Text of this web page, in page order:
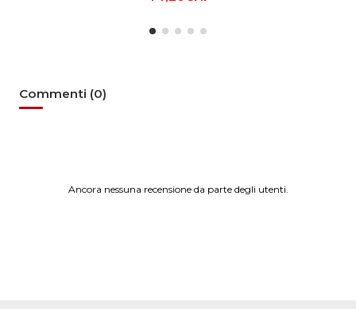
Commenti (0)
Ancora nessuna recensione da parte degli utenti.